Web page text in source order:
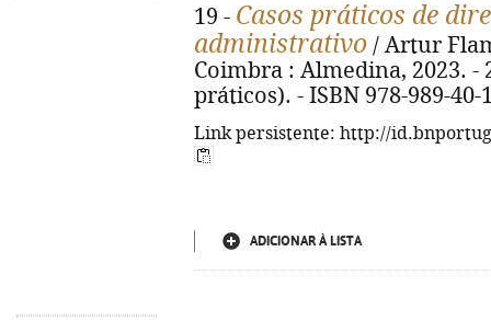
19 - Casos práticos de
administrativo / Artur
Coimbra : Almedina, 2023. -
práticos). - ISBN 978-989-40-
Link persistente: http://
ADICIONAR À LISTA